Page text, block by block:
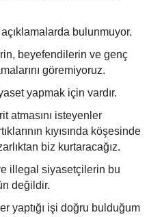
bulunmuyor.
beyefendilerin ve genç
göremiyoruz.
yapmak için vardır.
atmasını isteyenler
kıyısında köşesinde
biz kurtaracağız.
illegal siyasetçilerin bu
değildir.
yaptığı işi doğru bulduğum